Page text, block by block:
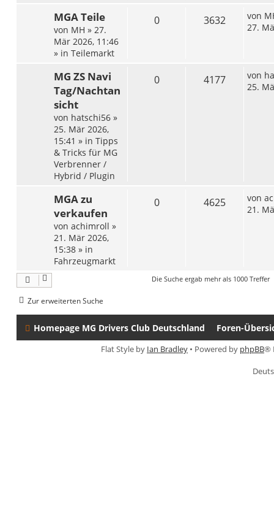
MGA Teile
von MH » 27.
Mär 2026, 11:46
» in Teilemarkt
0 3632 von
27.
MG ZS Navi
Tag/Nachtan
sicht
von hatschi56 »
25. Mär 2026,
15:41 » in Tipps
& Tricks für MG
Verbrenner /
Hybrid / Plugin
0 4177 von
25.
MGA zu
verkaufen
von achimroll »
21. Mär 2026,
15:38 » in
Fahrzeugmarkt
0 4625 von
21.
Die Suche ergab mehr als 1000 Treffer
Zur erweiterten Suche
Homepage MG Drivers Club Deutschland Foren-
Flat Style by Ian Bradley • Powered by phpBB®